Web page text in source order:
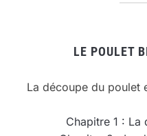
LE POULET
La découpe du poulet
Chapitre 1 : La